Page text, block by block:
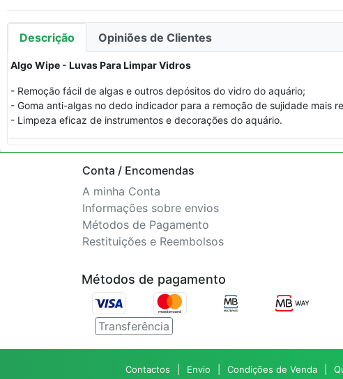
Descrição Opiniões de Clientes
Algo Wipe - Luvas Para Limpar Vidros
- Remoção fácil de algas e outros depósitos do vidro do aquário;
- Goma anti-algas no dedo indicador para a remoção de sujidade mais
- Limpeza eficaz de instrumentos e decorações do aquário.
Conta / Encomendas
A minha Conta
Informações sobre envios
Métodos de Pagamento
Restituições e Reembolsos
Métodos de pagamento
Transferência
Contactos Envio Condições de Venda